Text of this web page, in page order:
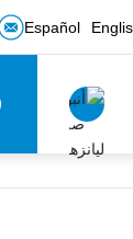
Español